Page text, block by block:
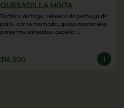
QUESADILLA MIXTA
Tortillas de trigo, rellenas de pechuga de
pollo, carne mechada, queso mozzarella,
pimientos salteados, cebolla
$16.500